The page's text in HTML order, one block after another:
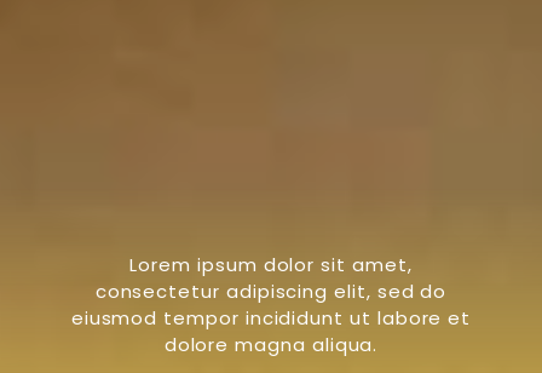
Lorem ipsum dolor sit amet,
consectetur adipiscing elit, sed do
eiusmod tempor incididunt ut labore et
dolore magna aliqua.